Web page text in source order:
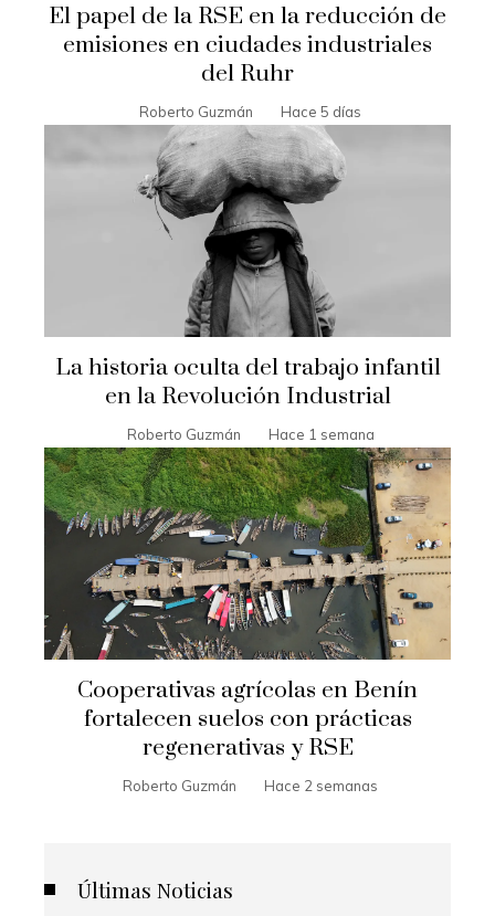
El papel de la RSE en la reducción de
emisiones en ciudades industriales
del Ruhr
Roberto Guzmán Hace 5 días
La historia oculta del trabajo infantil
en la Revolución Industrial
Roberto Guzmán Hace 1 semana
Cooperativas agrícolas en Benín
fortalecen suelos con prácticas
regenerativas y RSE
Roberto Guzmán Hace 2 semanas
Últimas Noticias